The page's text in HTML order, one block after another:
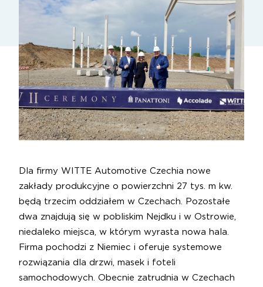
Dla firmy WITTE Automotive Czechia nowe
zakłady produkcyjne o powierzchni 27 tys. m kw.
będą trzecim oddziałem w Czechach. Pozostałe
dwa znajdują się w pobliskim Nejdku i w Ostrowie,
niedaleko miejsca, w którym wyrasta nowa hala.
Firma pochodzi z Niemiec i oferuje systemowe
rozwiązania dla drzwi, masek i foteli
samochodowych. Obecnie zatrudnia w Czechach